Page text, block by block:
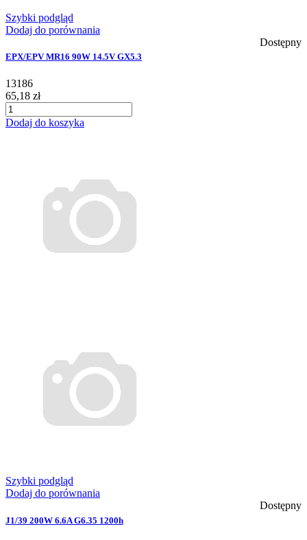
Szybki podgląd
Dodaj do porównania
Dostępny
EPX/EPV MR16 90W 14.5V GX5.3
13186
65,18 zł
Dodaj do koszyka
Szybki podgląd
Dodaj do porównania
Dostępny
J1/39 200W 6.6A G6.35 1200h